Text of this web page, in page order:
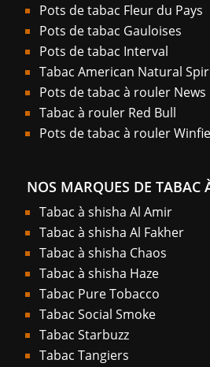
Pots de tabac Fleur du Pays
Pots de tabac Gauloises
Pots de tabac Interval
Tabac American Natural
Pots de tabac à rouler News
Tabac à rouler Red Bull
Pots de tabac à rouler
NOS MARQUES DE TABAC
Tabac à shisha Al Amir
Tabac à shisha Al Fakher
Tabac à shisha Chaos
Tabac à shisha Haze
Tabac Pure Tobacco
Tabac Social Smoke
Tabac Starbuzz
Tabac Tangiers